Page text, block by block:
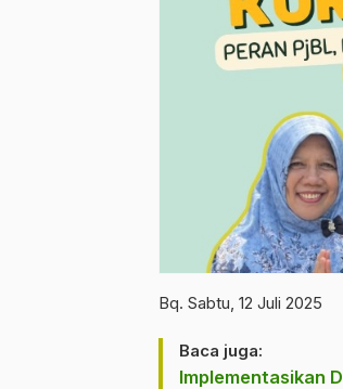
Bq. Sabtu, 12 Juli 2025
Baca juga:
Implementasikan